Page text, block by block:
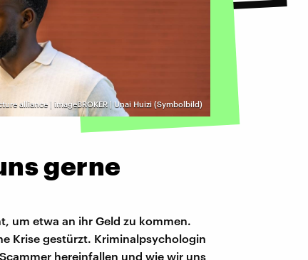
alliance | imageBROKER | Unai Huizi (Symbolbild)
gerne
um etwa an ihr Geld zu kommen.
Krise gestürzt. Kriminalpsychologin
hereinfallen und wie wir uns